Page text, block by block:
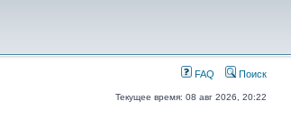
FAQ Поиск
Текущее время: 08 авг 2026, 20:22